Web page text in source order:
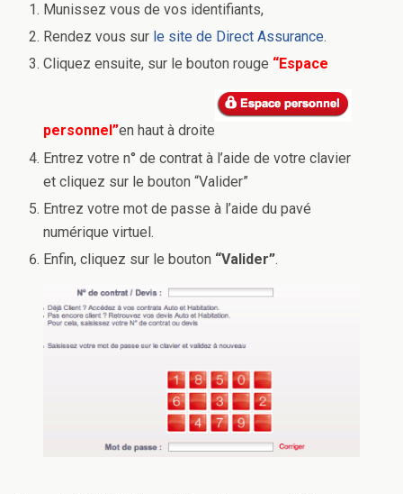
Munissez vous de vos identifiants,
Rendez vous sur le site de Direct Assurance.
Cliquez ensuite, sur le bouton rouge “Espace
personnel”en haut à droite
Entrez votre n° de contrat à l’aide de votre clavier
et cliquez sur le bouton “Valider”
Entrez votre mot de passe à l’aide du pavé
numérique virtuel.
Enfin, cliquez sur le bouton “Valider”.